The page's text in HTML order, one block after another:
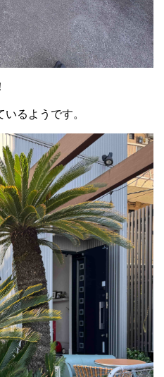
るようです。